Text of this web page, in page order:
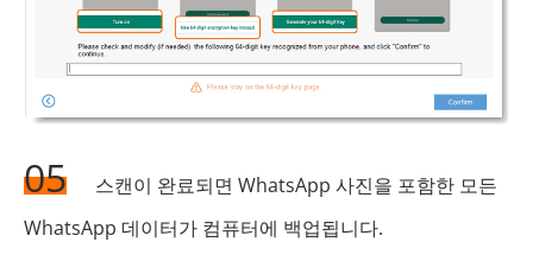
05
스캔이 완료되면 WhatsApp 사진을 포함한 모든
WhatsApp 데이터가 컴퓨터에 백업됩니다.